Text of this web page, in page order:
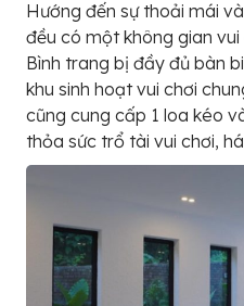
Hướng đến sự thoải mái
đều có một không gian
Bình trang bị đầy đủ bàn
khu sinh hoạt vui chơi
cũng cung cấp 1 loa kéo
thỏa sức trổ tài vui chơi,